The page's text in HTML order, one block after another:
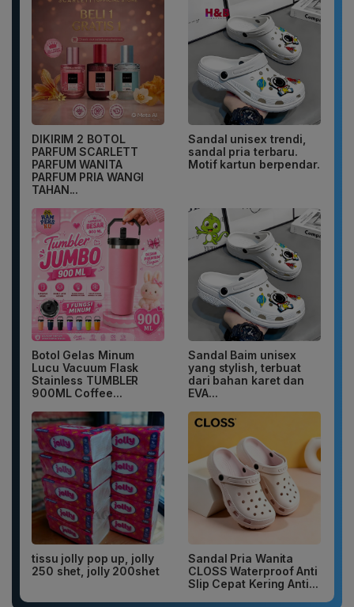
DIKIRIM 2 BOTOL
PARFUM SCARLETT
PARFUM WANITA
PARFUM PRIA WANGI
TAHAN...
Sandal unisex trendi,
sandal pria terbaru.
Motif kartun berpendar.
Botol Gelas Minum
Lucu Vacuum Flask
Stainless TUMBLER
900ML Coffee...
Sandal Baim unisex
yang stylish, terbuat
dari bahan karet dan
EVA...
tissu jolly pop up, jolly
250 shet, jolly 200shet
Sandal Pria Wanita
CLOSS Waterproof Anti
Slip Cepat Kering Anti...